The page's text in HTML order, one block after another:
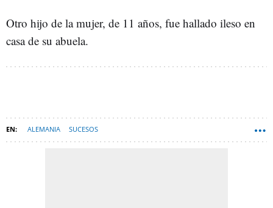
Otro hijo de la mujer, de 11 años, fue hallado ileso en
casa de su abuela.
ALEMANIA SUCESOS